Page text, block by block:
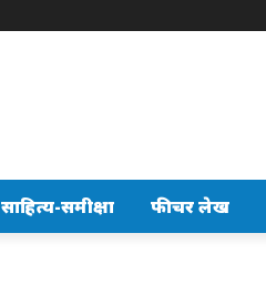
साहित्य-समीक्षा फीचर लेख